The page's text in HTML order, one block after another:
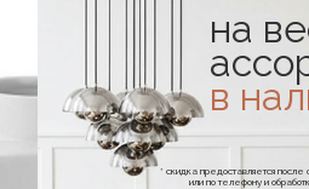
на
в
* скидка предоставляется
или по телефону и